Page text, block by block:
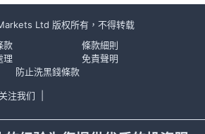
Ltd 版权所有，不得转载
款
條款細則
理
免責聲明
防止洗黑錢條款
关注我们